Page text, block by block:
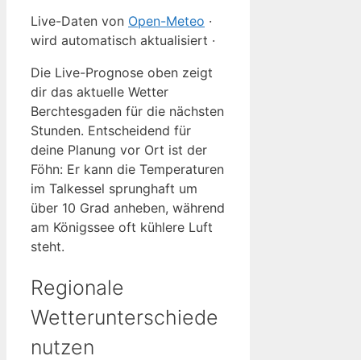
Live-Daten von Open-Meteo ·
wird automatisch aktualisiert ·
Die Live-Prognose oben zeigt
dir das aktuelle Wetter
Berchtesgaden für die nächsten
Stunden. Entscheidend für
deine Planung vor Ort ist der
Föhn: Er kann die Temperaturen
im Talkessel sprunghaft um
über 10 Grad anheben, während
am Königssee oft kühlere Luft
steht.
Regionale
Wetterunterschiede
nutzen